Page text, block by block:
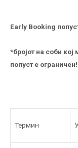
Early Booking
*бројот на соби
попуст е ограничен!
Термин